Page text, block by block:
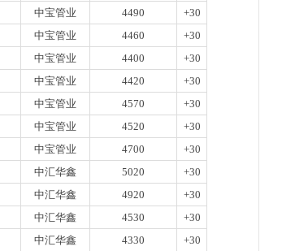
中宝管业 4490
+30
中宝管业 4460
+30
中宝管业 4400
+30
中宝管业 4420
+30
中宝管业 4570
+30
中宝管业 4520
+30
中宝管业 4700
+30
中汇华鑫 5020
+30
中汇华鑫 4920
+30
中汇华鑫 4530
+30
中汇华鑫 4330 +30